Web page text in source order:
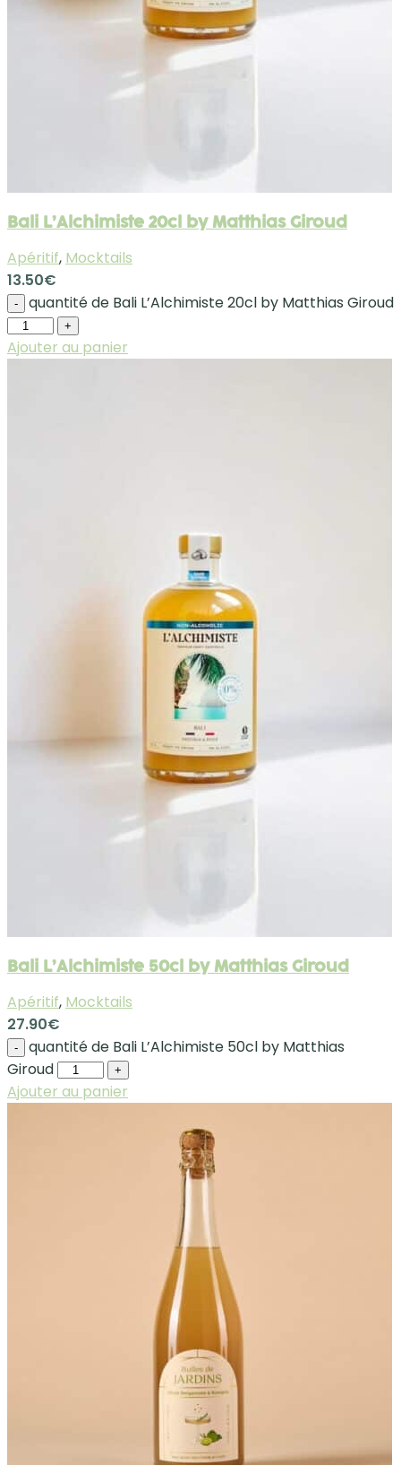
Bali L’Alchimiste 20cl by Matthias Giroud
Apéritif, Mocktails
13.50€
- quantité de Bali L’Alchimiste 20cl by Matthias Giroud
+
Ajouter au panier
Bali L’Alchimiste 50cl by Matthias Giroud
Apéritif, Mocktails
27.90€
-
quantité de Bali L’Alchimiste 50cl by Matthias
Giroud
+
Ajouter au panier